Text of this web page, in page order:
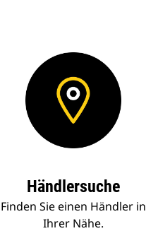
Händlersuche
Finden Sie einen Händler in
Ihrer Nähe.